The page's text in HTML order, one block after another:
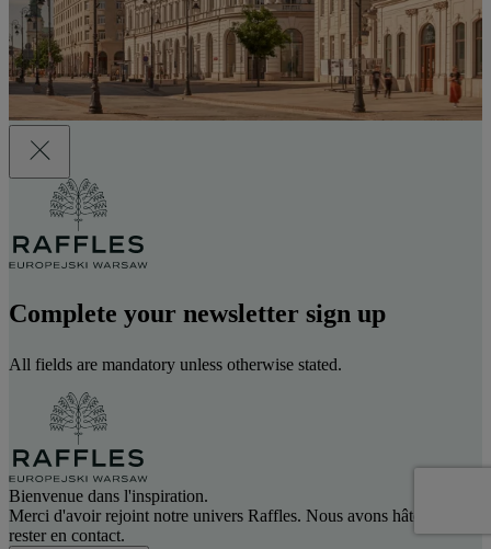
Complete your newsletter sign up
All fields are mandatory unless otherwise stated.
Bienvenue dans l'inspiration.
Merci d'avoir rejoint notre univers Raffles. Nous avons hâte de
rester en contact.